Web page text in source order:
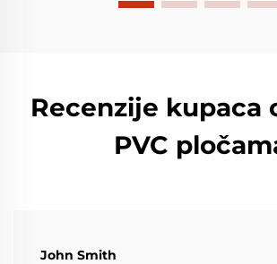
Recenzije kupaca
PVC
John Smith